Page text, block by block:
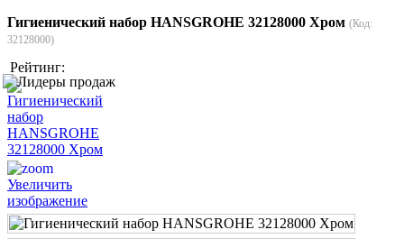
Гигиенический набор HANSGROHE 32128000 Хром (Код:
32128000)
Рейтинг:
Увеличить
изображение